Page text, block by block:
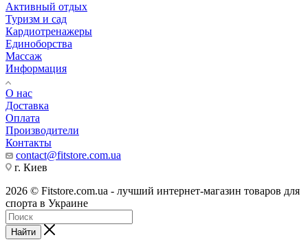
Активный отдых
Туризм и сад
Кардиотренажеры
Единоборства
Массаж
Информация
О нас
Доставка
Оплата
Производители
Контакты
contact@fitstore.com.ua
г. Киев
2026 © Fitstore.com.ua - лучший интернет-магазин товаров для
спорта в Украине
Найти